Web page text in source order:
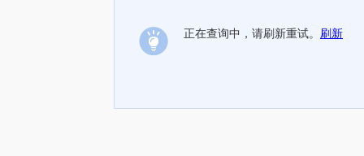
正在查询中，请刷新重试。 刷新